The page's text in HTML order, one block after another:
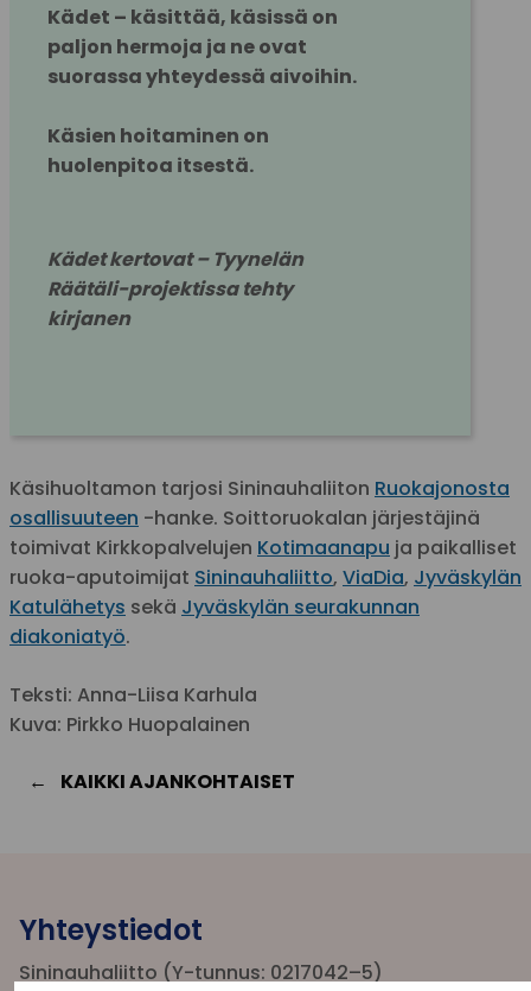
Kädet – käsittää, käsissä on
paljon hermoja ja ne ovat
suorassa yhteydessä aivoihin.
Käsien hoitaminen on
huolenpitoa itsestä.
Kädet kertovat – Tyynelän
Räätäli-projektissa tehty
kirjanen
Käsihuoltamon tarjosi Sininauhaliiton Ruokajonosta
osallisuuteen -hanke. Soittoruokalan järjestäjinä
toimivat Kirkkopalvelujen Kotimaanapu ja paikalliset
ruoka-aputoimijat Sininauhaliitto, ViaDia, Jyväskylän
Katulähetys sekä Jyväskylän seurakunnan
diakoniatyö.
Teksti: Anna-Liisa Karhula
Kuva: Pirkko Huopalainen
KAIKKI AJANKOHTAISET
Yhteystiedot
Sininauhaliitto (Y-tunnus: 0217042–5)